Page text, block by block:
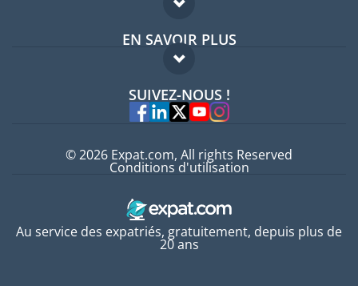
Forum expatriés
Guides pays
EN SAVOIR PLUS
FAQ
Experts
SUIVEZ-NOUS !
Au service des expatriés, gratuitement, depuis plus de
20 ans
© 2026 Expat.com, All rights Reserved
Conditions d'utilisation